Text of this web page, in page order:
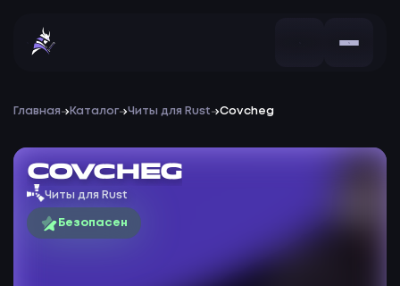
Главная Каталог Читы для Rust Covcheg
Covcheg
Читы для Rust
Безопасен